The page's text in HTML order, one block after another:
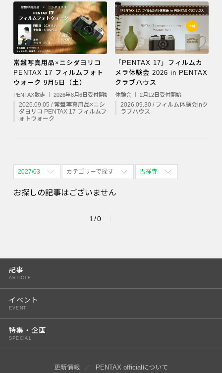
常盤写真用品×ニシダヨリコ
PENTAX 17 フィルムフォト
ウォーク 9月5日（土）
PENTAX散歩 ｜ 2026年8月6日受付開始
2026.09.05 / 常盤写真用品×ニシ
ダヨリコ PENTAX 17 フィルムフ
ォトウォーク
「PENTAX 17」フィルムカ
メラ体験会 2026 in PENTAX
クラブハウス
体験会 ｜ 2月12日受付開始
2026.09.30 / フィルム体験会inク
ラブハウス
2027/03
全期間
2026/11
2027/01
2027/03
カテゴリーで探す
全て表示
吉祥寺
お探しの記事はございません
1/0
記事
ARTICLE
イベント
EVENT
特集・企画
SPECIAL
更新情報 PENTAX officialについて